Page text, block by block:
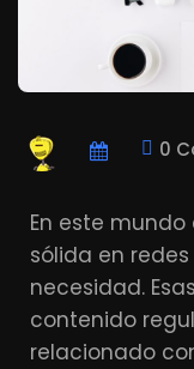
0
En este
sólida en
necesidad.
contenido
relacionado